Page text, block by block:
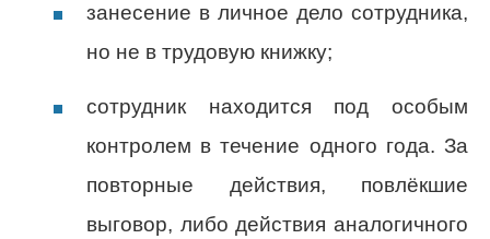
занесение в личное дело сотрудника,
но не в трудовую книжку;
сотрудник находится под особым
контролем в течение одного года. За
повторные действия, повлёкшие
выговор, либо действия аналогичного